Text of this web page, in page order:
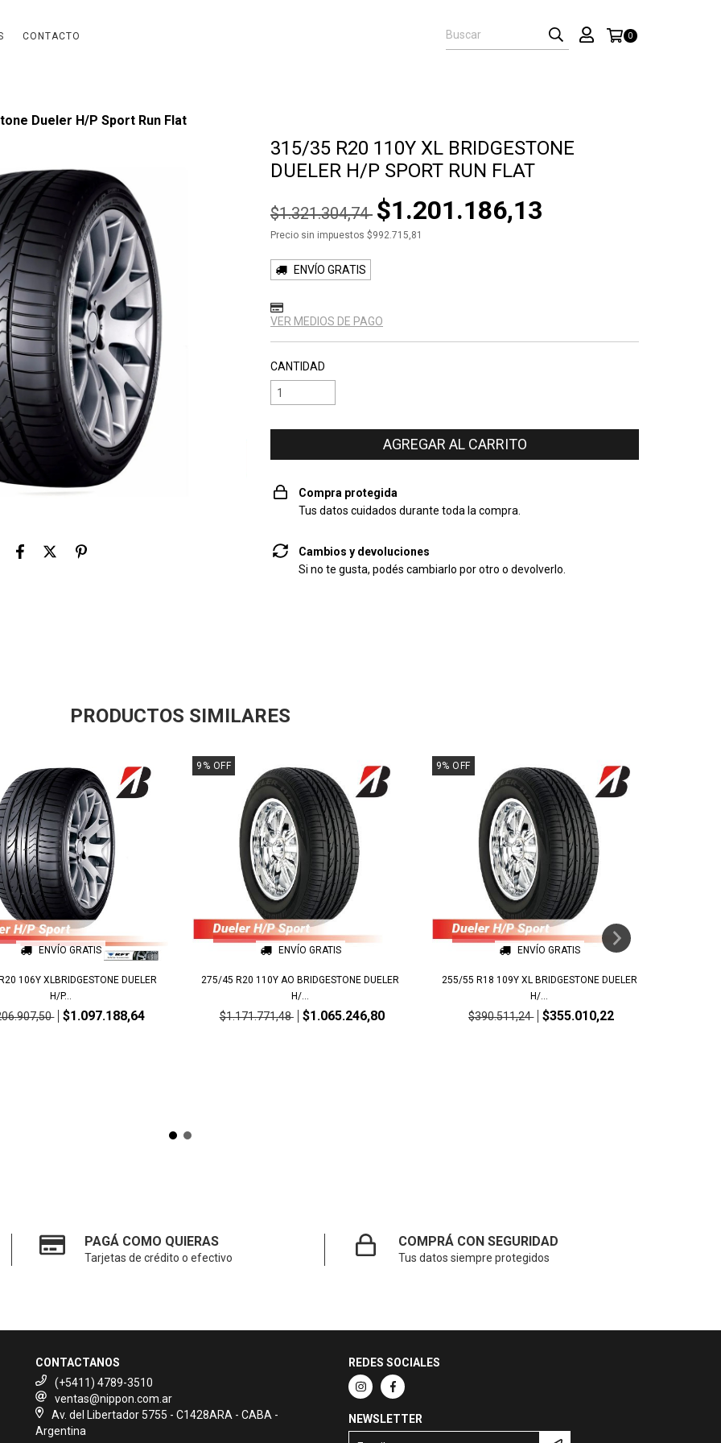
CONTACTO 0
Dueler H/P Sport Run Flat
315/35 R20 110Y XL BRIDGESTONE
DUELER H/P SPORT RUN FLAT
$1.321.304,74 $1.201.186,13
Precio sin impuestos$992.715,81
ENVÍO GRATIS
VER MEDIOS DE PAGO
CANTIDAD
Compra protegida
Tus datos cuidados durante toda la compra.
Cambios y devoluciones
Si no te gusta, podés cambiarlo por otro o devolverlo.
PRODUCTOS SIMILARES
ENVÍO GRATIS
106Y XLBRIDGESTONE DUELER
H/P...
$1.097.188,64
9 % OFF
ENVÍO GRATIS
275/45 R20 110Y AO BRIDGESTONE DUELER
H/...
$1.171.771,48 $1.065.246,80
9% OFF
ENVÍO GRATIS
255/55 R18 109Y XL BRIDGESTONE DUELER
H/...
$390.511,24 $355.010,22
PAGÁ COMO QUIERAS
Tarjetas de crédito o efectivo
COMPRÁ CON SEGURIDAD
Tus datos siempre protegidos
CONTACTANOS
(+5411) 4789-3510
ventas@nippon.com.ar
Av. del Libertador 5755 - C1428ARA - CABA -
Argentina
REDES SOCIALES
NEWSLETTER